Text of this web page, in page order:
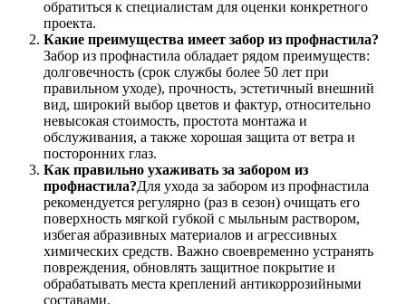
обратиться к специалистам для оценки конкретного
проекта.
Какие преимущества имеет забор из профнастила?
Забор из профнастила обладает рядом преимуществ:
долговечность (срок службы более 50 лет при
правильном уходе), прочность, эстетичный внешний
вид, широкий выбор цветов и фактур, относительно
невысокая стоимость, простота монтажа и
обслуживания, а также хорошая защита от ветра и
посторонних глаз.
Как правильно ухаживать за забором из
профнастила?Для ухода за забором из профнастила
рекомендуется регулярно (раз в сезон) очищать его
поверхность мягкой губкой с мыльным раствором,
избегая абразивных материалов и агрессивных
химических средств. Важно своевременно устранять
повреждения, обновлять защитное покрытие и
обрабатывать места креплений антикоррозийными
составами.